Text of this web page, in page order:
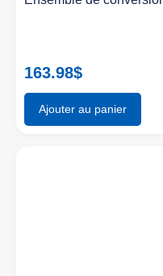
163.98$
Ajouter au panier